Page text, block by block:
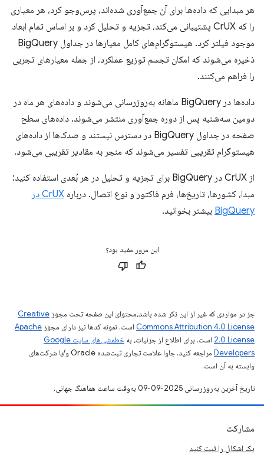
هر مبدایی که داده‌ها برای آن جمع‌آوری شده‌اند، پرس‌وجو کرد، هر معیاری
را که CrUX پشتیبانی می‌کند، تجزیه و تحلیل کرد و بر اساس تمام ابعاد
موجود فیلتر کرد. هیستوگرام‌های کامل معیارها در جداول BigQuery
ذخیره می‌شوند که امکان تجسم توزیع عملکرد، از جمله معیارهای تجربی
را فراهم می‌کنند.
داده‌ها در BigQuery ماهانه به‌روزرسانی می‌شوند و داده‌های هر ماه در
دومین سه‌شنبه پس از دوره جمع‌آوری منتشر می‌شوند. داده‌های سطح
صفحه در جداول BigQuery در دسترس نیستند و صدک‌ها از داده‌های
هیستوگرام تقریبی تفسیر می‌شوند که منجر به مقادیر تقریبی می‌شود.
از CrUX در BigQuery برای تجزیه و تحلیل در هر بُعدی استفاده کنید:
مبدا، کشورها، تاریخ‌ها، فرم فاکتور و نوع اتصال. درباره
CrUX در
BigQuery بیشتر بخوانید.
این مرور مفید بود؟
جز در مواردی که غیر از این ذکر شده باشد،‌محتوای این صفحه تحت مجوز Creative
Commons Attribution 4.0 License است. نمونه کدها نیز دارای مجوز Apache
2.0 License است. برای اطلاع از جزئیات، به
خطمشی‌های سایت Google
Developers‏
مراجعه کنید. جاوا علامت تجاری ثبت‌شده Oracle و/یا شرکت‌های
وابسته به آن است.
تاریخ آخرین به‌روزرسانی 2025-09-09 به‌وقت ساعت هماهنگ جهانی.
مشارکت
یک اشکال را ثبت کنید